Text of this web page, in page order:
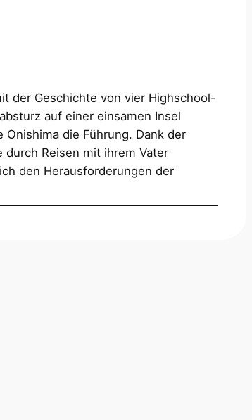
der Geschichte von vier Highschool-
auf einer einsamen Insel
die Führung. Dank der
Reisen mit ihrem Vater
den Herausforderungen der